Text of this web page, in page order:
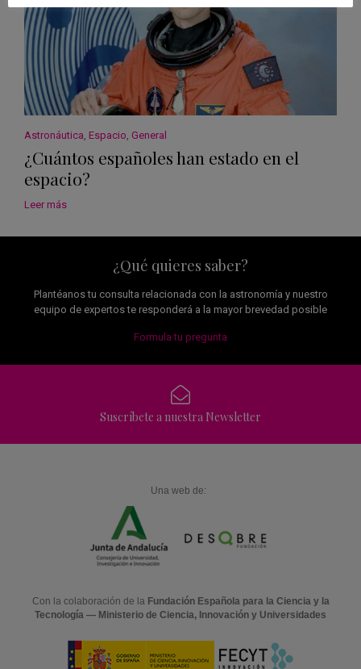
Astronáutica, Espacio, General
¿Cuántos españoles han estado en el
espacio?
Leer más
¿Qué quieres saber?
Plantéanos tu consulta relacionada con la astronomía y nuestro
equipo de expertos te responderá a la mayor brevedad posible
Formula tu pregunta
Suscríbete a nuestra Newsletter
Una web de:
Con la colaboración de la Fundación Española para la Ciencia y la
Tecnología — Ministerio de Ciencia, Innovación y Universidades